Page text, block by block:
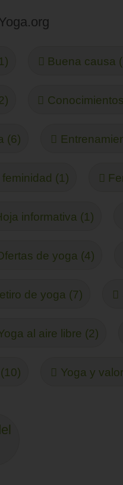
Buena causa
(6)
feminidad (1)
informativa (1)
de yoga (4)
de yoga (7)
al aire libre (2)
Yoga y